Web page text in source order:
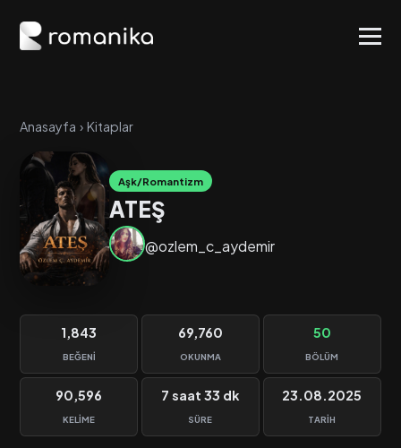
Anasayfa › Kitaplar
Aşk/Romantizm
ATEŞ
@ozlem_c_aydemir
1,843
BEĞENI
69,760
OKUNMA
50
BÖLÜM
90,596
KELIME
7 saat 33 dk
SÜRE
23.08.2025
TARIH